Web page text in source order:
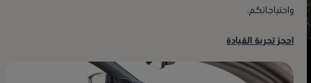
واحتياجاتكم.
احجز تجربة القيادة